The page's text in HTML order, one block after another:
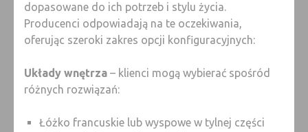
dopasowane do ich potrzeb i stylu życia.
Producenci odpowiadają na te oczekiwania,
oferując szeroki zakres opcji konfiguracyjnych:
Układy wnętrza – klienci mogą wybierać spośród
różnych rozwiązań:
Łóżko francuskie lub wyspowe w tylnej części